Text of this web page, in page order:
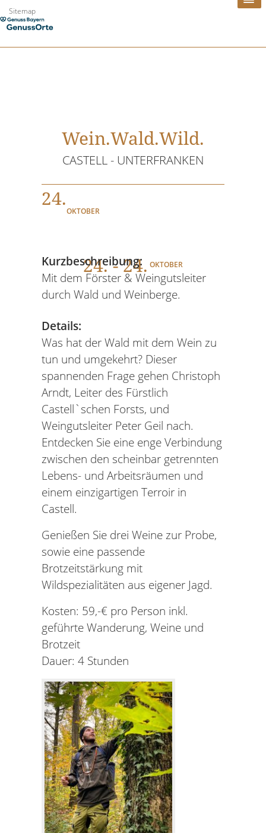
Zum
Inhalt
Sitemap
Wein.Wald.Wild.
CASTELL - UNTERFRANKEN
24.
OKTOBER
24. - 24. OKTOBER
Kurzbeschreibung:
Mit dem Förster & Weingutsleiter
durch Wald und Weinberge.
Details:
Was hat der Wald mit dem Wein zu
tun und umgekehrt? Dieser
spannenden Frage gehen Christoph
Arndt, Leiter des Fürstlich
Castell`schen Forsts, und
Weingutsleiter Peter Geil nach.
Entdecken Sie eine enge Verbindung
zwischen den scheinbar getrennten
Lebens- und Arbeitsräumen und
einem einzigartigen Terroir in
Castell.
Genießen Sie drei Weine zur Probe,
sowie eine passende
Brotzeitstärkung mit
Wildspezialitäten aus eigener Jagd.
Kosten: 59,-€ pro Person inkl.
geführte Wanderung, Weine und
Brotzeit
Dauer: 4 Stunden